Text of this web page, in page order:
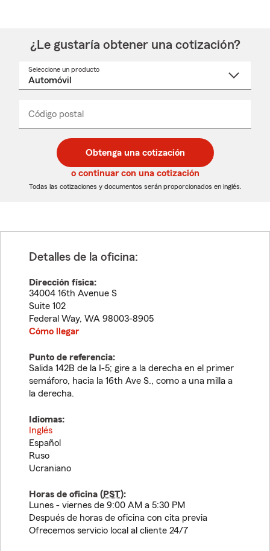
¿Le gustaría obtener una cotización?
Seleccione un producto
desplegable
Código postal
de
5
dígitos
de
5
dígitos
_____
Obtenga una cotización
o continuar con una cotización
Todas las cotizaciones y documentos serán proporcionados en inglés.
Detalles de la oficina:
Dirección física:
34004 16th Avenue S
Suite 102
Federal Way, WA 98003-8905
Cómo llegar
Punto de referencia:
Salida 142B de la I-5; gire a la derecha en el primer
semáforo, hacia la 16th Ave S., como a una milla a
la derecha.
Idiomas:
Inglés
Español
Ruso
Ucraniano
Horas de oficina (PST):
Lunes - viernes de 9:00 AM a 5:30 PM
Después de horas de oficina con cita previa
Ofrecemos servicio local al cliente 24/7